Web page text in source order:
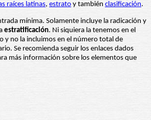
raíces latinas, estrato y también clasificación.
mínima. Solamente incluye la radicación y
estratificación. Ni siquiera la tenemos en el
y no la incluimos en el número total de
Se recomienda seguir los enlaces dados
más información sobre los elementos que